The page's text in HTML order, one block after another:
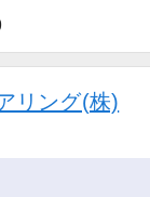
リング(株)